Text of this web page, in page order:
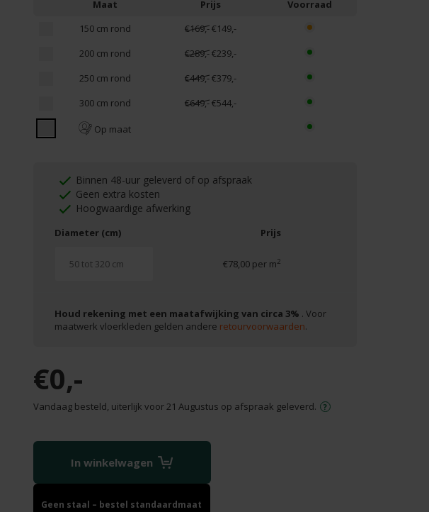
Maat Prijs
Voorraad
150 cm rond
€169,-€149,-
200 cm rond
€289,-€239,-
250 cm rond
€449,-€379,-
300 cm rond
€649,-€544,-
Op maat
Binnen 48-uur geleverd of op afspraak
Geen extra kosten
Hoogwaardige afwerking
Diameter (cm) Prijs
€78,00 per m2
Houd rekening met een maatafwijking van circa 3% . Voor
maatwerk vloerkleden gelden andere retourvoorwaarden.
€0,-
Vandaag besteld, uiterlijk voor 21 Augustus op afspraak geleverd.
In winkelwagen
Geen staal – bestel standaardmaat